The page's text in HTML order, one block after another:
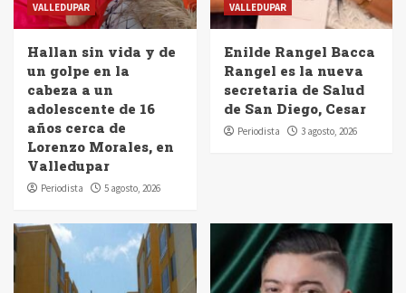
VALLEDUPAR
Hallan sin vida y de
un golpe en la
cabeza a un
adolescente de 16
años cerca de
Lorenzo Morales, en
Valledupar
Periodista 5 agosto, 2026
VALLEDUPAR
Enilde Rangel Bacca
Rangel es la nueva
secretaria de Salud
de San Diego, Cesar
Periodista 3 agosto, 2026